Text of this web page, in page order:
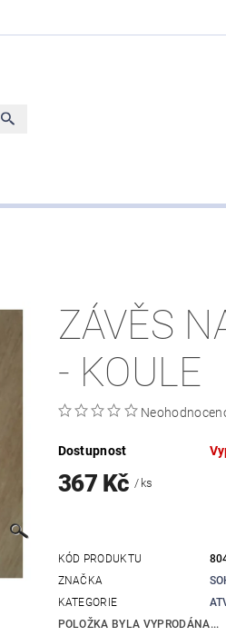
ZÁVĚS
- KOULE
Dostupnost
367 Kč/ ks
KÓD PRODUKTU
ZNAČKA
KATEGORIE
POLOŽKA BYLA VYPRODÁNA...